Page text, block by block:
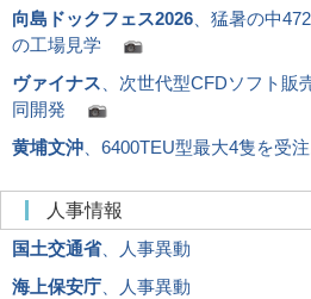
向島ドックフェス2026 、猛暑の中
の工場見学
ヴァイナス 、次世代型CFDソフト
同開発
黄埔文沖 、6400TEU型最大4隻を
人事情報
国土交通省、人事異動
海上保安庁 、人事異動